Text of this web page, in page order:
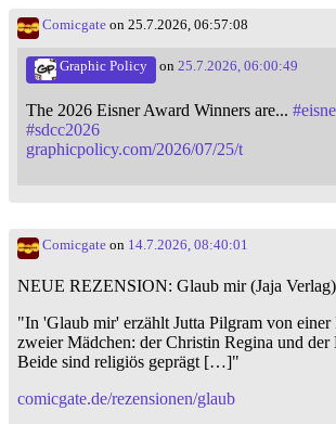
Comicgate on 25.7.2026, 06:57:08
Graphic Policy on 25.7.2026, 06:00:49
The 2026 Eisner Award Winners are... #
#sdcc2026
graphicpolicy.com/2026/07/25/t
Comicgate on 14.7.2026, 08:40:01
NEUE REZENSION: Glaub mir (Jaja Verlag)
"In 'Glaub mir' erzählt Jutta Pilgram von einer
zweier Mädchen: der Christin Regina und
Beide sind religiös geprägt […]"
comicgate.de/rezensionen/glaub